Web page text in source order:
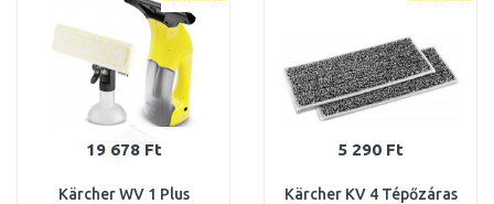
19 678 Ft
Kärcher WV 1 Plus
5 290 Ft
Kärcher KV 4 Tépőzáras